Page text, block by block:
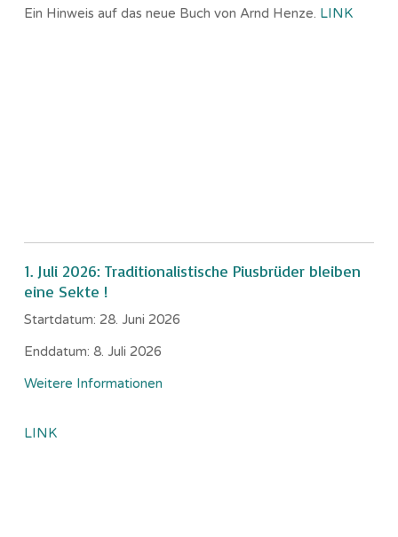
Ein Hinweis auf das neue Buch von Arnd Henze. LINK
1. Juli 2026: Traditionalistische Piusbrüder bleiben
eine Sekte !
Startdatum: 28. Juni 2026
Enddatum: 8. Juli 2026
Weitere Informationen
LINK